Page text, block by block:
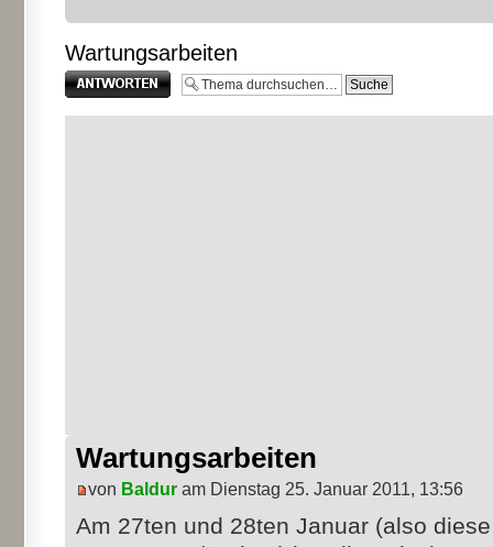
Wartungsarbeiten
Antwort erstellen
Wartungsarbeiten
von Baldur am Dienstag 25. Januar 2011, 13:56
Am 27ten und 28ten Januar (also